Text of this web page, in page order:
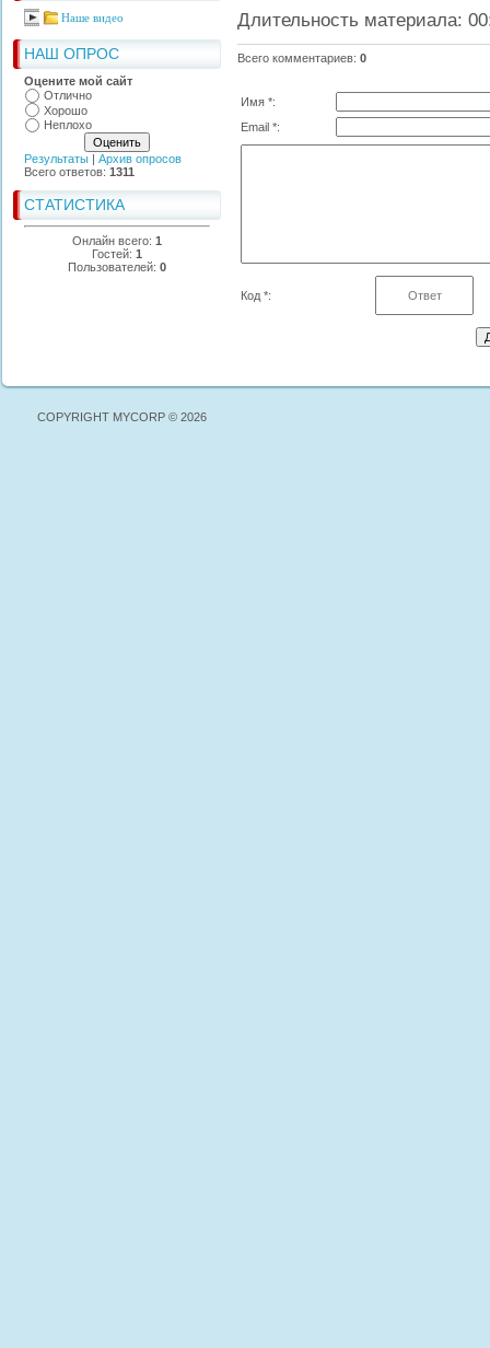
Наше видео
НАШ ОПРОС
Оцените мой сайт
Отлично
Хорошо
Неплохо
Результаты | Архив опросов
Всего ответов: 1311
СТАТИСТИКА
Онлайн всего: 1
Гостей: 1
Пользователей: 0
Длительность материала:
Всего комментариев: 0
Имя *:
Email *:
Код *:
COPYRIGHT MYCORP © 2026